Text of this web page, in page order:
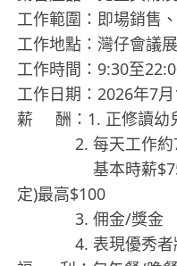
工作範圍：即場銷售
工作地點：灣仔會議
工作時間：9:30至
工作日期：2026年7
薪 酬：1. 正修讀幼
2. 每天工作約7
基本時薪$75起(
定)最高$100
3. 佣金/獎金
4. 表現優秀者